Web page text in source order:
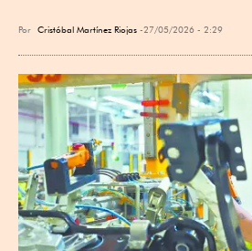
Por Cristóbal Martínez Riojas 27/05/2026 - 2:29